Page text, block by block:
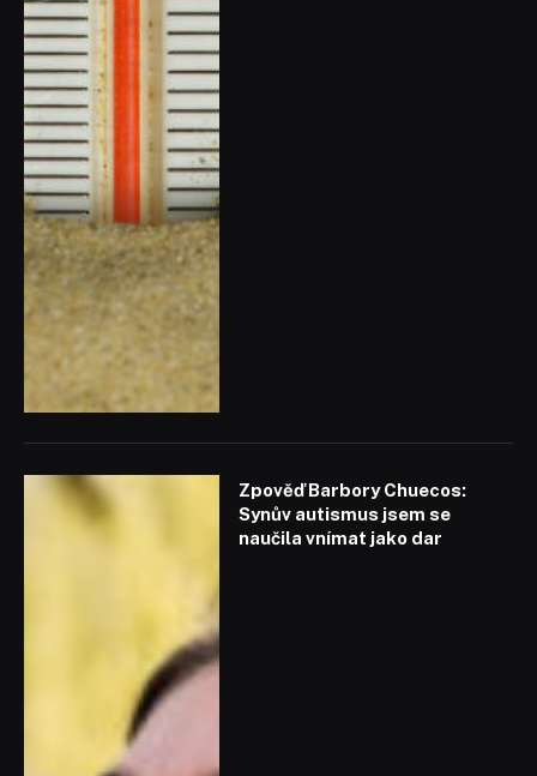
Zpověď Barbory Chuecos:
Synův autismus jsem se
naučila vnímat jako dar